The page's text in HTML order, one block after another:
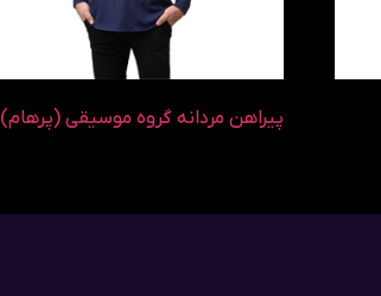
پیراهن مردانه گروه موسیقی (پرهام)